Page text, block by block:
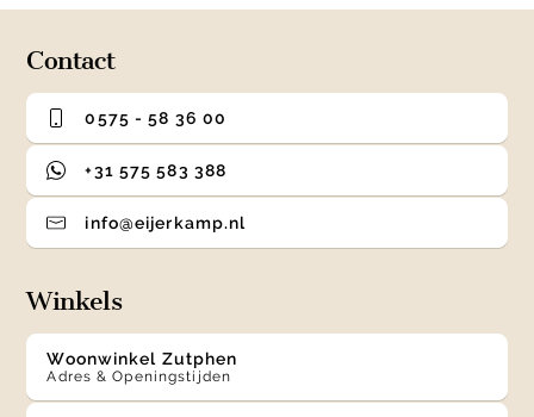
Contact
0575 - 58 36 00
+31 575 583 388
info@eijerkamp.nl
Winkels
Woonwinkel Zutphen
Adres & Openingstijden